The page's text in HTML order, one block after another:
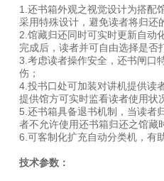
1.还书箱外观之视觉设计为搭配
采用特殊设计，避免读者将归还
2.馆藏归还同时可实时更新自动
完成后，读者并可自由选择是否
3.考虑读者操作安全，还书闸口
伤；
4.投书口处可加装对讲机提供读
提供馆方可实时监看读者使用状
5.还书箱具备退书机制，当读者
者不允许使用还书箱归还之馆藏
6.可客制化扩充自动分类机，有
技术参数：